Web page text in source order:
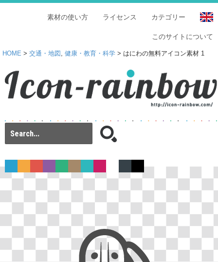
カテゴリー
ライセンス
素材の使い方
このサイトについて
HOME > 交通・地図 , 健康・教育・科学 > はにわの無料アイコン素材 1